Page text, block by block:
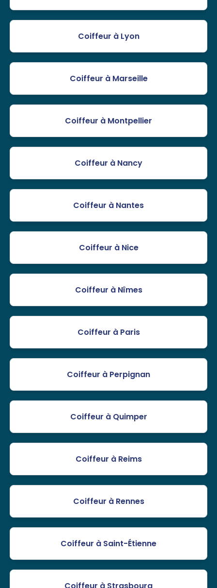
Coiffeur à Lyon
Coiffeur à Marseille
Coiffeur à Montpellier
Coiffeur à Nancy
Coiffeur à Nantes
Coiffeur à Nice
Coiffeur à Nîmes
Coiffeur à Paris
Coiffeur à Perpignan
Coiffeur à Quimper
Coiffeur à Reims
Coiffeur à Rennes
Coiffeur à Saint-Étienne
Coiffeur à Strasbourg